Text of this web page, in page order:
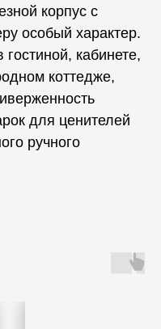
корпус с
особый характер.
кабинете,
коттедже,
для ценителей
ручного